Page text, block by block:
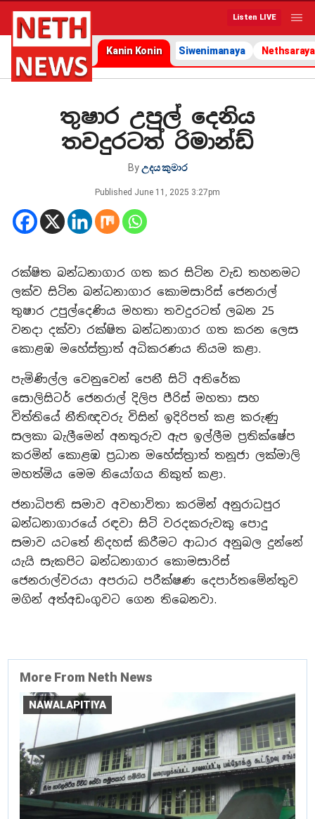
Listen LIVE
Kanin Konin Siwenimanaya Nethsaraya
තුෂාර උපුල් දෙනිය
තවදුරටත් රිමාන්ඩ්
Byඋදය කුමාර
Published June 11, 2025 3:27pm
රක්ෂිත බන්ධනාගාර ගත කර සිටින වැඩ තහනමට
ලක්ව සිටින බන්ධනාගාර කොමසාරිස් ජෙනරාල්
තුෂාර උපුල්දෙණිය මහතා තවදුරටත් ලබන 25
වනදා දක්වා රක්ෂිත බන්ධනාගාර ගත කරන ලෙස
කොළඹ මහේස්ත්‍රාත් අධිකරණය නියම කළා.
පැමිණිල්ල වෙනුවෙන් පෙනී සිටි අතිරේක
සොලිසිටර් ජෙනරාල් දිලිප පීරිස් මහතා සහ
විත්තියේ නීතිඥවරු විසින් ඉදිරිපත් කළ කරුණු
සලකා බැලීමෙන් අනතුරුව ඇප ඉල්ලීම ප්‍රතික්ෂේප
කරමින් කොළඹ ප්‍රධාන මහේස්ත්‍රාත් තනූජා ලක්මාලි
මහත්මිය මෙම නියෝගය නිකුත් කළා.
ජනාධිපති සමාව අවභාවිතා කරමින් අනුරාධපුර
බන්ධනාගාරයේ රඳවා සිටි වරදකරුවකු පොදු
සමාව යටතේ නිදහස් කිරීමට ආධාර අනුබල දුන්නේ
යැයි සැකපිට බන්ධනාගාර කොමසාරිස්
ජෙනරාල්වරයා අපරාධ පරීක්ෂණ දෙපාර්තමේන්තුව
මගින් අත්අඩංගුවට ගෙන තිබෙනවා.
More From Neth News
NAWALAPITIYA